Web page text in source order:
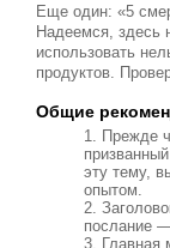
Еще один: «5
Надеемся, здесь
использовать
продуктов.
Общие
Прежде
эту тему,
опытом.
послание —
Главная